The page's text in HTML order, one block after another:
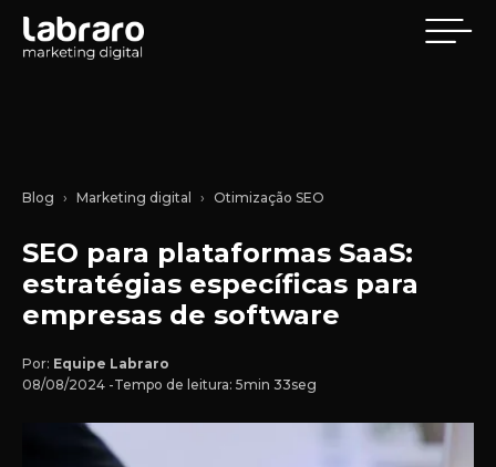
Blog Marketing digital Otimização SEO
SEO para plataformas SaaS:
estratégias específicas para
empresas de software
Por: Equipe Labraro
08/08/2024 -Tempo de leitura: 5min 33seg